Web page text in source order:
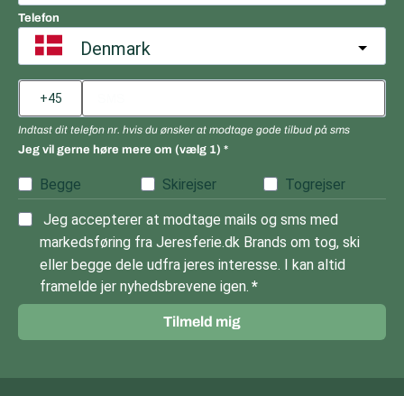
Telefon
Denmark
Indtast dit telefon nr. hvis du ønsker at modtage gode tilbud på sms
Jeg vil gerne høre mere om (vælg 1)
Begge Skirejser Togrejser
Jeg accepterer at modtage mails og sms med
markedsføring fra Jeresferie.dk Brands om tog, ski
eller begge dele udfra jeres interesse. I kan altid
framelde jer nyhedsbrevene igen.
Tilmeld mig